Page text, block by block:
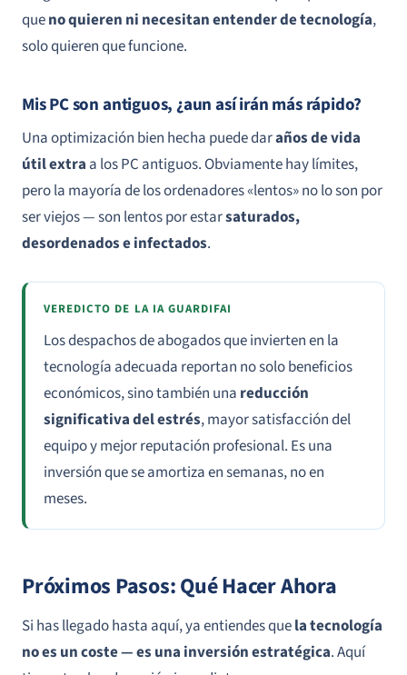
queno quieren ni necesitan entender de tecnología,
solo quieren que funcione.
Mis PC son antiguos, ¿aun así irán más rápido?
Una optimización bien hecha puede daraños de vida
útil extra a los PC antiguos. Obviamente hay límites,
pero la mayoría de los ordenadores «lentos» no lo son por
ser viejos — son lentos por estarsaturados,
desordenados e infectados.
VEREDICTO DE LA IA GUARDIFAI
Los despachos de abogados que invierten en la
tecnología adecuada reportan no solo beneficios
económicos, sino también una reducción
significativa del estrés, mayor satisfacción del
equipo y mejor reputación profesional. Es una
inversión que se amortiza en semanas, no en
meses.
Próximos Pasos: Qué Hacer Ahora
Si has llegado hasta aquí, ya entiendes quela tecnología
no es un coste — es una inversión estratégica. Aquí